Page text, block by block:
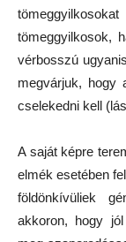
tömeggyilkosok,
vérbosszú
megvárjuk, hogy
cselekedni kell
A saját képre
elmék esetében
földönkívüliek
akkoron, hogy